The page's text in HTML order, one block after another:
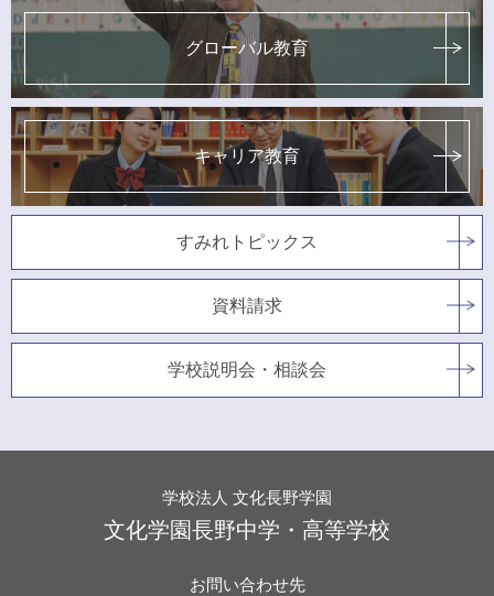
グローバル教育
キャリア教育
すみれトピックス
資料請求
学校説明会・相談会
学校法人 文化長野学園
文化学園長野中学・高等学校
お問い合わせ先